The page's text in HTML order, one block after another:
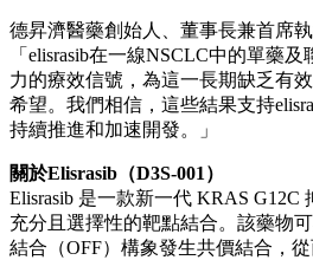
德昇濟醫藥創始人、董事長兼首席
「elisrasib在一線NSCLC中的單藥
力的療效信號，為這一長期缺乏有
希望。我們相信，這些結果支持
持續推進和加速開發。」
關於Elisrasib （D3S-001 ）
Elisrasib 是一款新一代 KRAS G12C
充分且選擇性的靶點結合。該藥物
結合（OFF）構象發生共價結合，